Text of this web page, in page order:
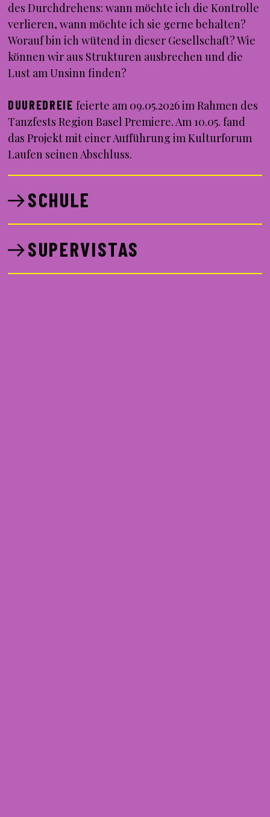
des Durchdrehens: wann möchte ich die Kontrolle
verlieren, wann möchte ich sie gerne behalten?
Worauf bin ich wütend in dieser Gesellschaft? Wie
können wir aus Strukturen ausbrechen und die
Lust am Unsinn finden?
DUUREDREIE feierte am 09.05.2026 im Rahmen des
Tanzfests Region Basel Premiere. Am 10.05. fand
das Projekt mit einer Aufführung im Kulturforum
Laufen seinen Abschluss.
SCHULE
SUPERVISTAS